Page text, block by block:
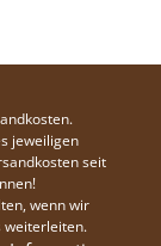
jeweiligen
seit
wenn wir
weiterleiten.